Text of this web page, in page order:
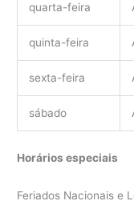
quarta-feira
quinta-feira
sexta-feira
sábado
Horários especiais
Feriados Nacionais e